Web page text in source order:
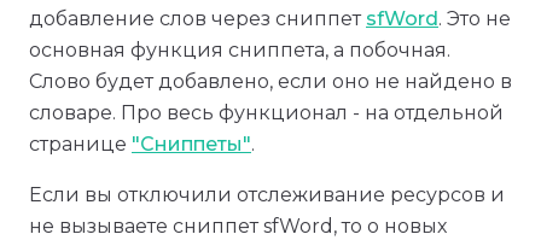
добавление слов через сниппет sfWord. Это не
основная функция сниппета, а побочная.
Слово будет добавлено, если оно не найдено в
словаре. Про весь функционал - на отдельной
странице "Сниппеты".
Если вы отключили отслеживание ресурсов и
не вызываете сниппет sfWord, то о новых